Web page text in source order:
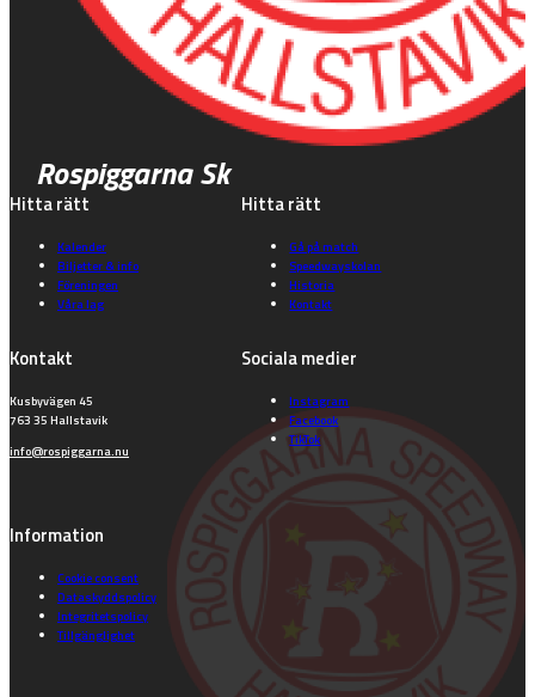
Rospiggarna Sk
Hitta rätt
Kalender
Biljetter & info
Föreningen
Våra lag
Hitta rätt
Gå på match
Speedwayskolan
Historia
Kontakt
Kontakt
Kusbyvägen 45
763 35 Hallstavik
info@rospiggarna.nu
Sociala medier
Instagram
Facebook
TikTok
Information
Cookie consent
Dataskyddspolicy
Integritetspolicy
Tillgänglighet